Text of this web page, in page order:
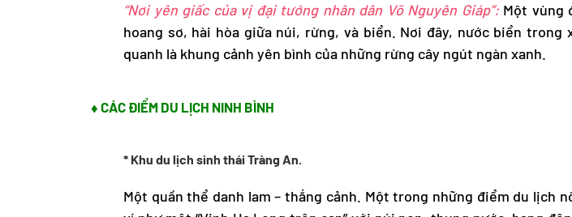
“Nơi yên giấc của vị đại tướng nhân dân Võ Nguyên Giáp”:Một vùng
hoang sơ, hài hòa giữa núi, rừng, và biển. Nơi đây, nước biển
quanh là khung cảnh yên bình của những rừng cây ngút ngàn xanh.
♦ CÁC ĐIỂM DU LỊCH NINH BÌNH
* Khu du lịch sinh thái Tràng An.
Một quần thể danh lam – thắng cảnh. Một trong những điểm du lịch